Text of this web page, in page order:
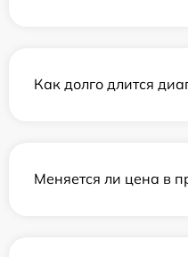
Как долго длится
Меняется ли цена в